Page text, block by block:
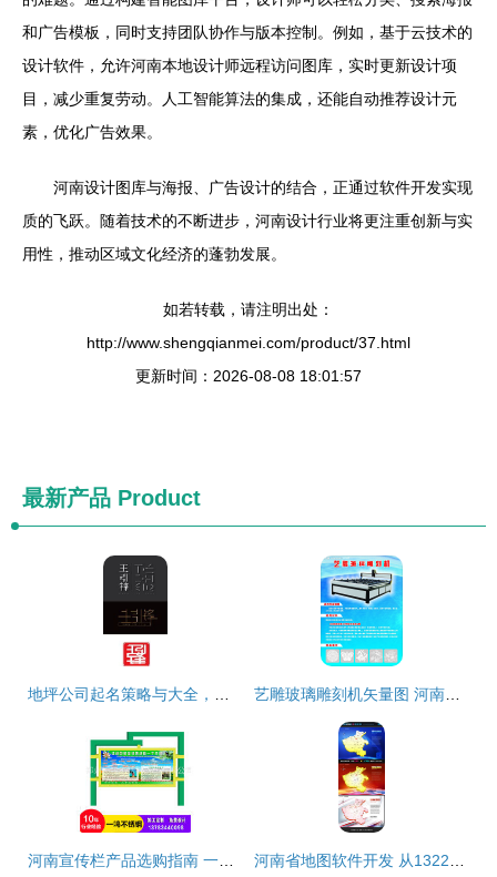
和广告模板，同时支持团队协作与版本控制。例如，基于云技术的
设计软件，允许河南本地设计师远程访问图库，实时更新设计项
目，减少重复劳动。人工智能算法的集成，还能自动推荐设计元
素，优化广告效果。
河南设计图库与海报、广告设计的结合，正通过软件开发实现
质的飞跃。随着技术的不断进步，河南设计行业将更注重创新与实
用性，推动区域文化经济的蓬勃发展。
如若转载，请注明出处：
http://www.shengqianmei.com/product/37.html
更新时间：2026-08-08 18:01:57
最新产品 Product